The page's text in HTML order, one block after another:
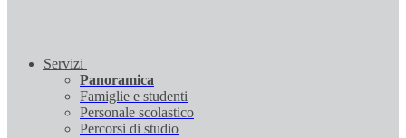
Servizi
Panoramica
Famiglie e studenti
Personale scolastico
Percorsi di studio